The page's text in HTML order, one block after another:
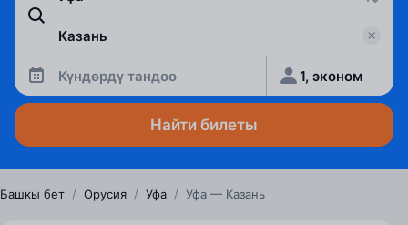
Күндөрдү тандоо 1, эконом
Найти билеты
Башкы бет / Орусия / Уфа / Уфа — Казань